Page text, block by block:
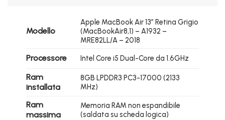
Modello
Apple MacBook Air 13″ Retina Grigio
(MacBookAir8,1) – A1932 –
MRE82LL/A – 2018
Processore Intel Core i5 Dual-Core da 1.6GHz
Ram
installata
8GB LPDDR3 PC3-17000 (2133
MHz)
Ram
massima
Memoria RAM non espandibile
(saldata su scheda logica)